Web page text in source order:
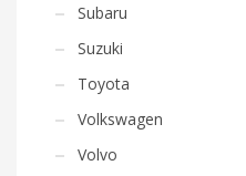
Subaru
Suzuki
Toyota
Volkswagen
Volvo